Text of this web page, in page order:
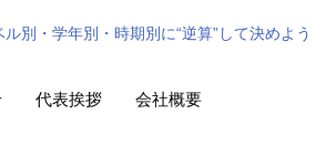
代表挨拶 会社概要
別・学年別・時期別に“逆算”して決めよう